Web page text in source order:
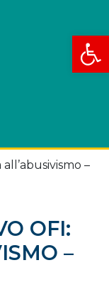
Apri
–
OFI:
–